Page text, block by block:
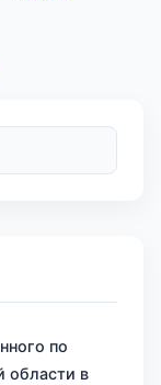
по
области в